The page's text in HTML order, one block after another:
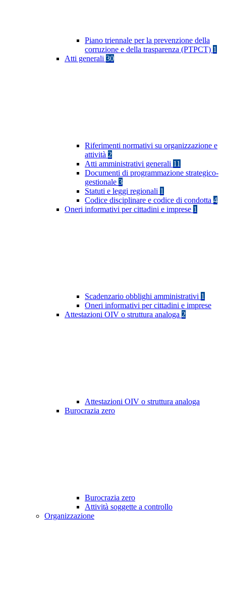
Piano triennale per la prevenzione della
corruzione e della trasparenza (PTPCT) 1
Atti generali 30
Riferimenti normativi su organizzazione e
attività 2
Atti amministrativi generali 11
Documenti di programmazione strategico-
gestionale 3
Statuti e leggi regionali 1
Codice disciplinare e codice di condotta 4
Oneri informativi per cittadini e imprese 1
Scadenzario obblighi amministrativi 1
Oneri informativi per cittadini e imprese
Attestazioni OIV o struttura analoga 2
Attestazioni OIV o struttura analoga
Burocrazia zero
Burocrazia zero
Attività soggette a controllo
Organizzazione